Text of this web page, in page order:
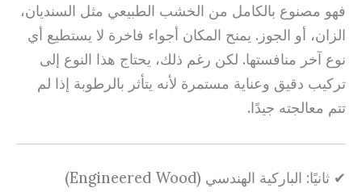
فهو مصنوع بالكامل من الخشب الطبيعي مثل السنديان،
الزان، أو الجوز. يمنح المكان أجواء فاخرة لا يستطيع أي
نوع آخر منافستها. لكن رغم ذلك، يحتاج هذا النوع إلى
تركيب دقيق وعناية مستمرة لأنه يتأثر بالرطوبة إذا لم
تتم معالجته جيدًا.
✔ ثانيًا: الباركية الهندسي (Engineered Wood)